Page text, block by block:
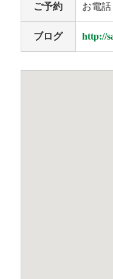
ご予約 お電
ブログ http://